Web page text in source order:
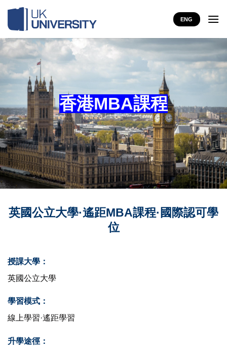
content
ENG
香港MBA課程
英國公立大學·遙距MBA課程·國際認可學
位
授課大學：
英國公立大學
學習模式：
線上學習·遙距學習
升學途徑：